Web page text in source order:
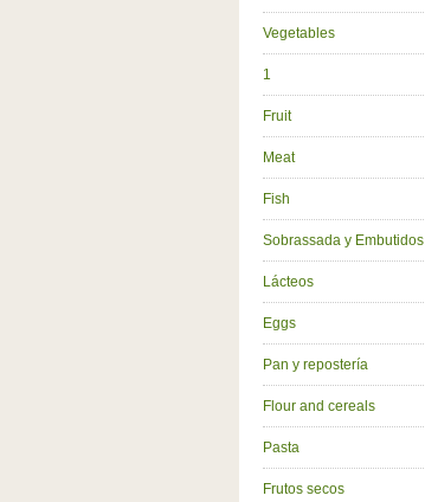
Vegetables
1
Fruit
Meat
Fish
Sobrassada y Embutidos
Lácteos
Eggs
Pan y repostería
Flour and cereals
Pasta
Frutos secos